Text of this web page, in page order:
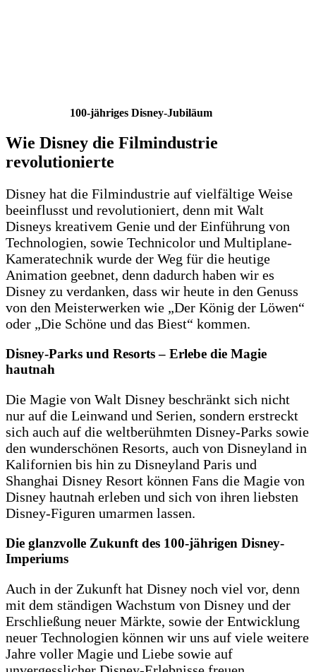
100-jähriges Disney-Jubiläum
Wie Disney die Filmindustrie
revolutionierte
Disney hat die Filmindustrie auf vielfältige Weise
beeinflusst und revolutioniert, denn mit Walt
Disneys kreativem Genie und der Einführung von
Technologien, sowie Technicolor und Multiplane-
Kameratechnik wurde der Weg für die heutige
Animation geebnet, denn dadurch haben wir es
Disney zu verdanken, dass wir heute in den Genuss
von den Meisterwerken wie „Der König der Löwen“
oder „Die Schöne und das Biest“ kommen.
Disney-Parks und Resorts – Erlebe die Magie
hautnah
Die Magie von Walt Disney beschränkt sich nicht
nur auf die Leinwand und Serien, sondern erstreckt
sich auch auf die weltberühmten Disney-Parks sowie
den wunderschönen Resorts, auch von Disneyland in
Kalifornien bis hin zu Disneyland Paris und
Shanghai Disney Resort können Fans die Magie von
Disney hautnah erleben und sich von ihren liebsten
Disney-Figuren umarmen lassen.
Die glanzvolle Zukunft des 100-jährigen Disney-
Imperiums
Auch in der Zukunft hat Disney noch viel vor, denn
mit dem ständigen Wachstum von Disney und der
Erschließung neuer Märkte, sowie der Entwicklung
neuer Technologien können wir uns auf viele weitere
Jahre voller Magie und Liebe sowie auf